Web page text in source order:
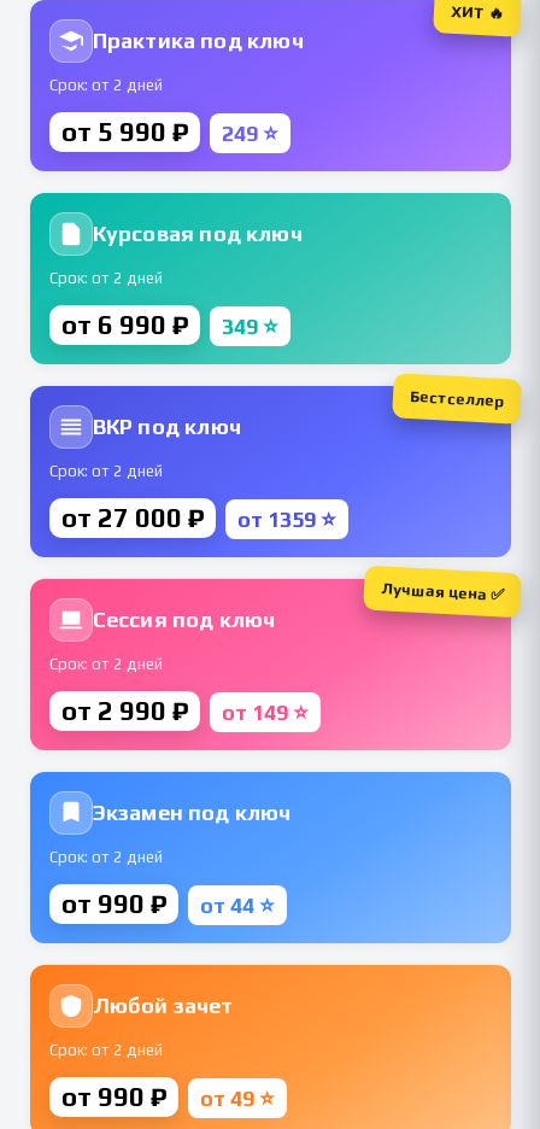
Практика под ключ
Срок: от 2 дней
от 5 990 ₽ 249 ⭐
ХИТ 🔥
Курсовая под ключ
Срок: от 2 дней
от 6 990 ₽ 349 ⭐
ВКР под ключ
Срок: от 2 дней
от 27 000 ₽ от 1359 ⭐
Бестселлер
Сессия под ключ
Срок: от 2 дней
от 2 990 ₽ от 149 ⭐
Лучшая цена ✅
Экзамен под ключ
Срок: от 2 дней
от 990 ₽ от 44 ⭐
Любой зачет
Срок: от 2 дней
от 990 ₽ от 49 ⭐